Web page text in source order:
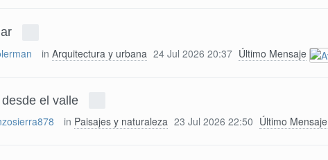
in Arquitectura y urbana 24 Jul 2026 20:37 Último Mensaje
el valle
in Paisajes y naturaleza 23 Jul 2026 22:50 Último Mensaje